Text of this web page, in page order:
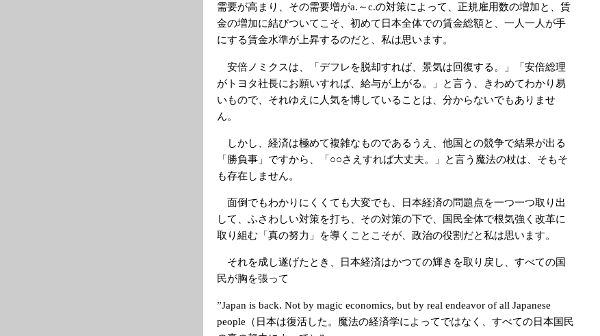
需要が高まり、その需要増がa.～c.の対策によって、正規雇用数の増加と、賃
金の増加に結びついてこそ、初めて日本全体での賃金総額と、一人一人が手
にする賃金水準が上昇するのだと、私は思います。
安倍ノミクスは、「デフレを脱却すれば、景気は回復する。」「安倍総理
がトヨタ社長にお願いすれば、給与が上がる。」と言う、きわめてわかり易
いもので、それゆえに人気を博していることは、分からないでもありませ
ん。
しかし、経済は極めて複雑なものであるうえ、他国との競争で結果が出る
「勝負事」ですから、「○○さえすれば大丈夫。」と言う魔法の杖は、そもそ
も存在しません。
面倒でもわかりにくくても大変でも、日本経済の問題点を一つ一つ取り出
して、ふさわしい対策を打ち、その対策の下で、国民全体で根気強く改革に
取り組む「真の努力」を導くことこそが、政治の役割だと私は思います。
それを成し遂げたとき、日本経済はかつての輝きを取り戻し、すべての国
民が胸を張って
”Japan is back. Not by magic economics, but by real endeavor of all Japanese
people（日本は復活した。魔法の経済学によってではなく、すべての日本国民